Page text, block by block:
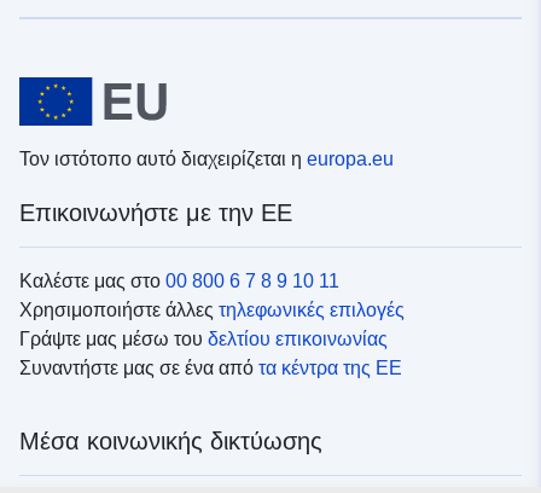
Τον ιστότοπο αυτό διαχειρίζεται η europa.eu
Επικοινωνήστε με την ΕΕ
Καλέστε μας στο 00 800 6 7 8 9 10 11
Χρησιμοποιήστε άλλες τηλεφωνικές επιλογές
Γράψτε μας μέσω του δελτίου επικοινωνίας
Συναντήστε μας σε ένα από τα κέντρα της ΕΕ
Μέσα κοινωνικής δικτύωσης